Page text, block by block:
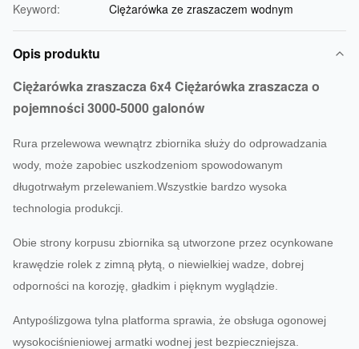
Keyword:
Ciężarówka ze zraszaczem wodnym
Opis produktu
Ciężarówka zraszacza 6x4 Ciężarówka zraszacza o
pojemności 3000-5000 galonów
Rura przelewowa wewnątrz zbiornika służy do odprowadzania
wody, może zapobiec uszkodzeniom spowodowanym
długotrwałym przelewaniem.Wszystkie bardzo wysoka
technologia produkcji.
Obie strony korpusu zbiornika są utworzone przez ocynkowane
krawędzie rolek z zimną płytą, o niewielkiej wadze, dobrej
odporności na korozję, gładkim i pięknym wyglądzie.
Antypoślizgowa tylna platforma sprawia, że ​​obsługa ogonowej
wysokociśnieniowej armatki wodnej jest bezpieczniejsza.